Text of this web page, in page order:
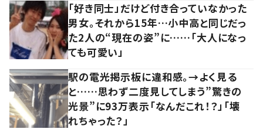
「好き同士」だけど付き合っていなかった
男女。それから15年…小中高と同じだっ
た2人の“現在の姿”に……「大人になっ
ても可愛い」
駅の電光掲示板に違和感。→よく見る
と……思わず二度見してしまう”驚きの
光景”に93万表示「なんだこれ！？」「壊
れちゃった？」